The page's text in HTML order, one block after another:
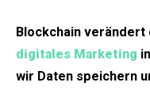
Blockchain verändert
digitales Marketing
wir Daten speichern